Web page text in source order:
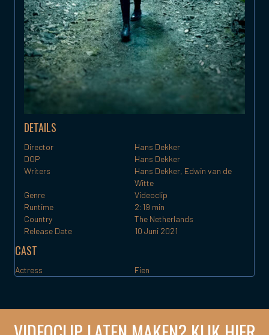
DETAILS
Director
Hans Dekker
DOP
Hans Dekker
Writers
Hans Dekker, Edwin van de
Witte
Genre
Videoclip
Runtime
2:19 min
Country
The Netherlands
Release Date
10 Juni 2021
CAST
Actress Fien